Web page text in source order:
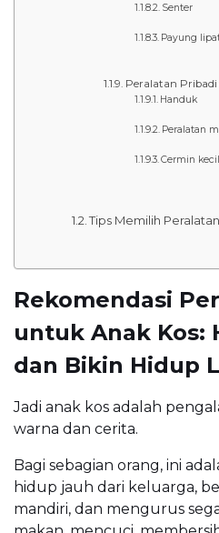
Senter
Payung
Peralatan
Handuk
Peralatan
Cermin kecil
Tips Memilih
Rekomendasi
untuk Anak Kos:
dan Bikin Hidup
Jadi anak kos adalah
warna dan cerita.
Bagi sebagian orang, ini
hidup jauh dari keluarga,
mandiri, dan mengurus